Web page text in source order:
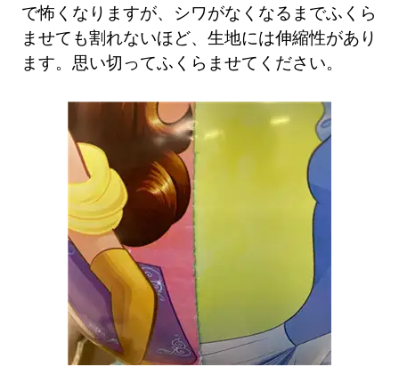
で怖くなりますが、シワがなくなるまでふくら
ませても割れないほど、生地には伸縮性があり
ます。思い切ってふくらませてください。